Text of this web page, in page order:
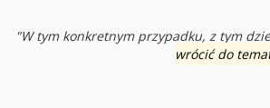
"W tym konkretnym przypadku, z tym
wrócić do